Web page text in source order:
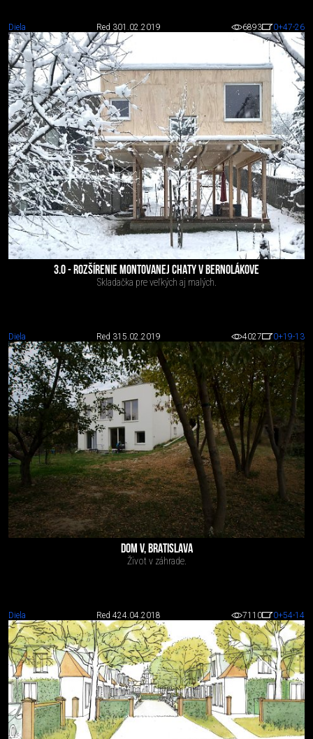
Diela Red 301.02.2019 6893 0+47-26
3.0 - ROZŠÍRENIE MONTOVANEJ CHATY V BERNOLÁKOVE
Skladačka pre veľkých aj malých.
Diela Red 315.02.2019 4027 0+19-13
DOM V, BRATISLAVA
Život v záhrade.
Diela Red 424.04.2018 7110 0+54-14